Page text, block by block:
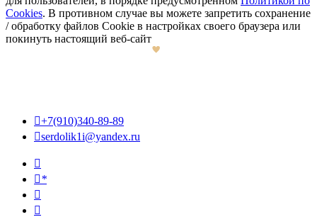
Cookies. В противном случае вы можете запретить сохранение
/ обработку файлов Cookie в настройках своего браузера или
покинуть настоящий веб-сайт
+7(910)340-89-89
serdolik1i@yandex.ru

*

